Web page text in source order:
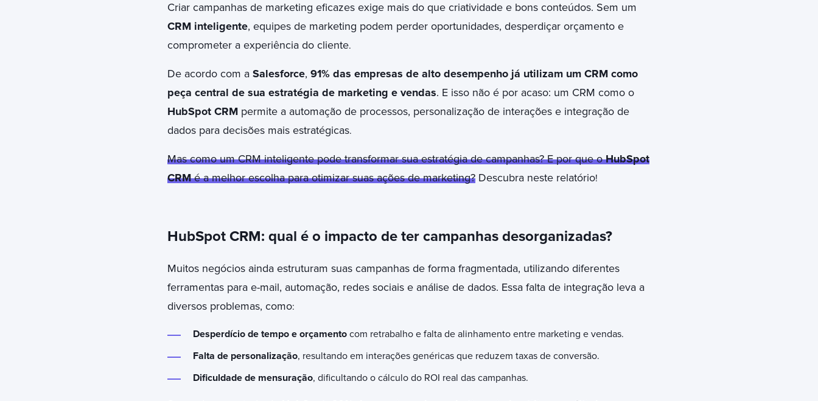
Criar campanhas de marketing eficazes exige mais do que criatividade e bons conteúdos. Sem um
CRM inteligente, equipes de marketing podem perder oportunidades, desperdiçar orçamento e
comprometer a experiência do cliente.
De acordo com a Salesforce, 91% das empresas de alto desempenho já utilizam um CRM como
peça central de sua estratégia de marketing e vendas. E isso não é por acaso: um CRM como o
HubSpot CRMpermite a automação de processos, personalização de interações e integração de
dados para decisões mais estratégicas.
Mas como um CRM inteligente pode transformar sua estratégia de campanhas? E por que oHubSpot
CRMé a melhor escolha para otimizar suas ações de marketing?Descubra neste relatório!
HubSpot CRM: qual é o impacto de ter campanhas desorganizadas?
Muitos negócios ainda estruturam suas campanhas de forma fragmentada, utilizando diferentes
ferramentas para e-mail, automação, redes sociais e análise de dados. Essa falta de integração leva a
diversos problemas, como:
Desperdício de tempo e orçamentocom retrabalho e falta de alinhamento entre marketing e vendas.
Falta de personalização, resultando em interações genéricas que reduzem taxas de conversão.
Dificuldade de mensuração, dificultando o cálculo do ROI real das campanhas.